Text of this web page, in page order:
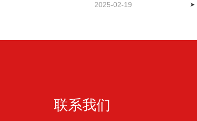
2025-02-19
联系我们